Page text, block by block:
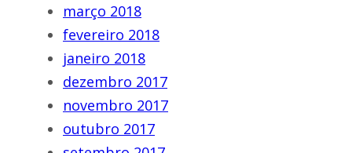
março 2018
fevereiro 2018
janeiro 2018
dezembro 2017
novembro 2017
outubro 2017